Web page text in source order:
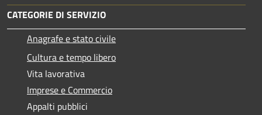
CATEGORIE DI SERVIZIO
Anagrafe e stato civile
Cultura e tempo libero
Vita lavorativa
Imprese e Commercio
Appalti pubblici